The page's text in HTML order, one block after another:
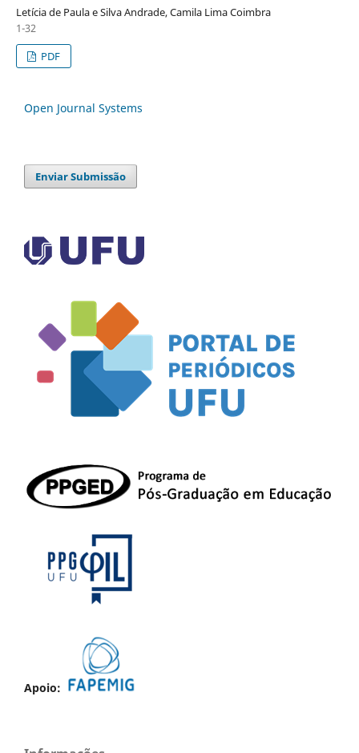
Letícia de Paula e Silva Andrade, Camila Lima Coimbra
1-32
PDF
Open Journal Systems
Enviar Submissão
Apoio: